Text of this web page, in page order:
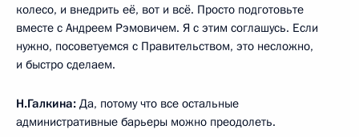
колесо, и внедрить её, вот и всё. Просто подготовьте
вместе с Андреем Рэмовичем. Я с этим соглашусь. Если
нужно, посоветуемся с Правительством, это несложно,
и быстро сделаем.
Н.Галкина: Да, потому что все остальные
административные барьеры можно преодолеть.